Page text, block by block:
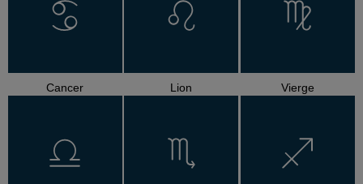
Cancer Lion Vierge